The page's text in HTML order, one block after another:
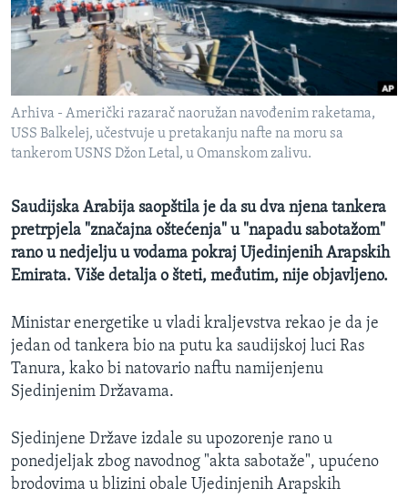
MAGAZIN
O GLASU AMERIKE
Learning English
PRATITE NAS
Jezici
Arhiva - Američki razarač naoružan navođenim raketama,
USS Balkelej, učestvuje u pretakanju nafte na moru sa
tankerom USNS Džon Letal, u Omanskom zalivu.
Saudijska Arabija saopštila je da su dva njena tankera
pretrpjela "značajna oštećenja" u "napadu sabotažom"
rano u nedjelju u vodama pokraj Ujedinjenih Arapskih
Emirata. Više detalja o šteti, međutim, nije objavljeno.
Ministar energetike u vladi kraljevstva rekao je da je
jedan od tankera bio na putu ka saudijskoj luci Ras
Tanura, kako bi natovario naftu namijenjenu
Sjedinjenim Državama.
Sjedinjene Države izdale su upozorenje rano u
ponedjeljak zbog navodnog "akta sabotaže", upućeno
brodovima u blizini obale Ujedinjenih Arapskih